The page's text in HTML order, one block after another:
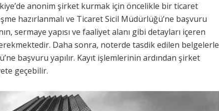
anonim şirket kurmak için öncelikle bir ticaret
hazırlanmalı ve Ticaret Sicil Müdürlüğü’ne başvuru
sermaye yapısı ve faaliyet alanı gibi detayları içeren
Daha sonra, noterde tasdik edilen belgelerle
başvuru yapılır. Kayıt işlemlerinin ardından şirket
geçebilir.